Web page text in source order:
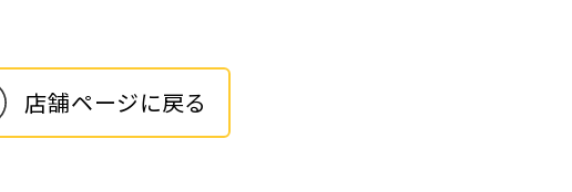
店舗ページに戻る